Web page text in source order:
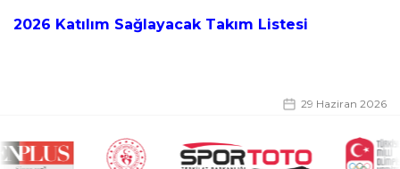
2026 Katılım Sağlayacak Takım Listesi
29 Haziran 2026